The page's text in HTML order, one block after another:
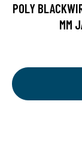
POLY
MM